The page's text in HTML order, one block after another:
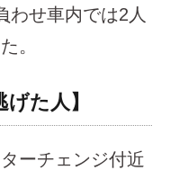
わせ車内では2人
。
た人】
ーチェンジ付近